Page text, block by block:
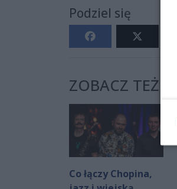
Podziel się
ZOBACZ TEŻ:
Co łączy Chopina,